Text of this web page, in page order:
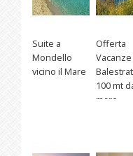
Suite a
Mondello
vicino il Mare
Offerta
Vacanze
100 mt
mare